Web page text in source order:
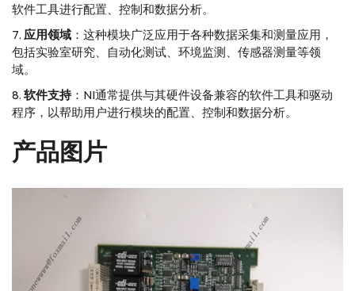
软件工具进行配置、控制和数据分析。
应用领域 ：这种模块广泛应用于各种数据采集和测量应用，
包括实验室研究、自动化测试、环境监测、传感器测量等领
域。
软件支持：NI通常提供与其硬件设备兼容的软件工具和驱动
程序，以帮助用户进行模块的配置、控制和数据分析。
产品图片